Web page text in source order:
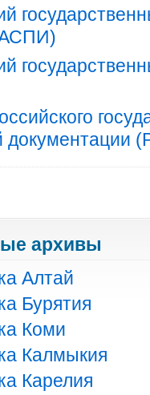
документации
архивы
Алтай
Бурятия
Коми
Калмыкия
Карелия